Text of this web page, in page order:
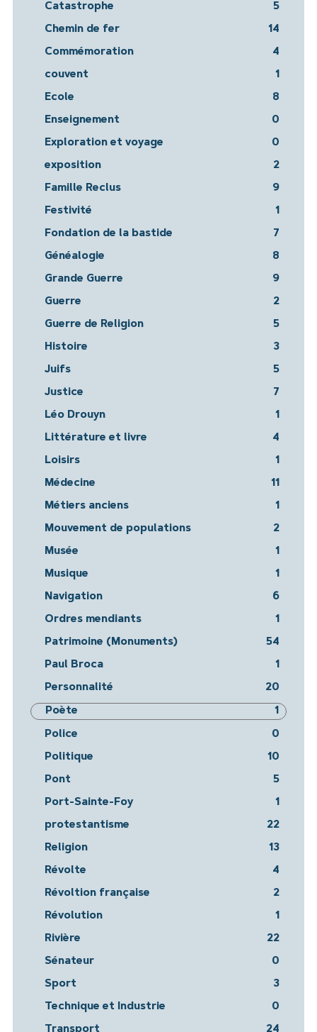
Catastrophe 5
Chemin de fer 14
Commémoration 4
couvent 1
Ecole 8
Enseignement 0
Exploration et voyage 0
exposition 2
Famille Reclus 9
Festivité 1
Fondation de la bastide 7
Généalogie 8
Grande Guerre 9
Guerre 2
Guerre de Religion 5
Histoire 3
Juifs 5
Justice 7
Léo Drouyn 1
Littérature et livre 4
Loisirs 1
Médecine 11
Métiers anciens 1
Mouvement de populations 2
Musée 1
Musique 1
Navigation 6
Ordres mendiants 1
Patrimoine (Monuments) 54
Paul Broca 1
Personnalité 20
Poète 1
Police 0
Politique 10
Pont 5
Port-Sainte-Foy 1
protestantisme 22
Religion 13
Révolte 4
Révoltion française 2
Révolution 1
Rivière 22
Sénateur 0
Sport 3
Technique et Industrie 0
Transport 24